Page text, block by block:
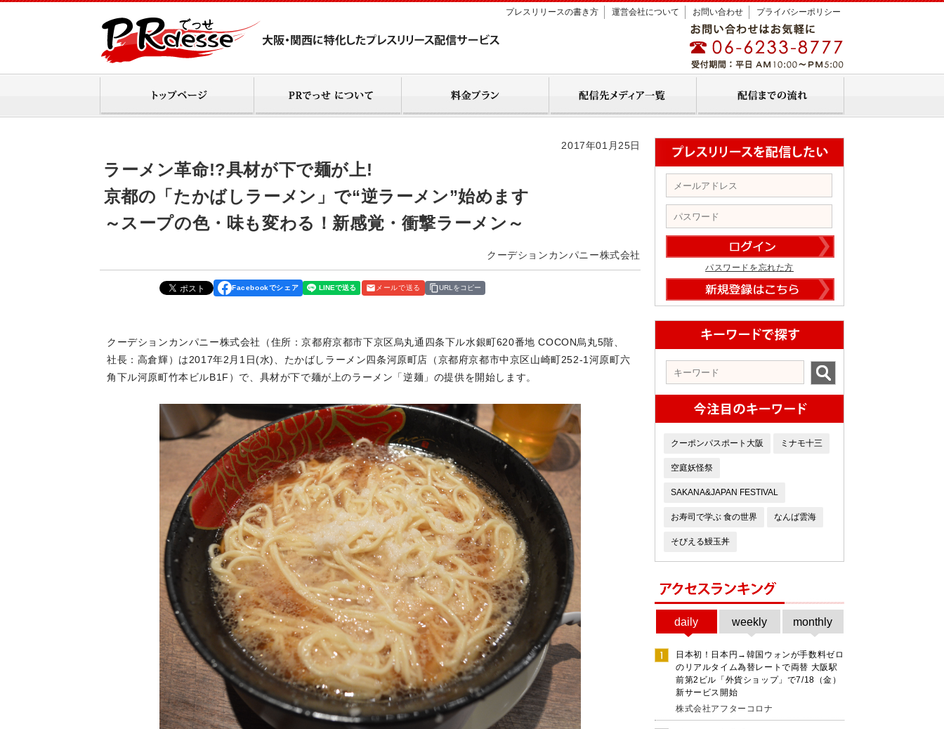
プレスリリースの書き方 運営会社について お問い合わせ プライバシーポリシー
2017年01月25日
ラーメン革命!?具材が下で麺が上!
京都の「たかばしラーメン」で“逆ラーメン”始めます
～スープの色・味も変わる！新感覚・衝撃ラーメン～
クーデションカンパニー株式会社
Facebookでシェア メールで送る URLをコピー
クーデションカンパニー株式会社（住所：京都府京都市下京区烏丸通四条下ル水銀町620番地 COCON烏丸5階、
社長：高倉輝）は2017年2月1日(水)、たかばしラーメン四条河原町店（京都府京都市中京区山崎町252-1河原町六
角下ル河原町竹本ビルB1F）で、具材が下で麺が上のラーメン「逆麺」の提供を開始します。
パスワードを忘れた方
クーポンパスポート大阪 ミナモ十三
空庭妖怪祭
SAKANA&JAPAN FESTIVAL
お寿司で学ぶ 食の世界 なんば雲海
そびえる鰻玉丼
daily weekly monthly
日本初！日本円→韓国ウォンが手数料ゼロ
のリアルタイム為替レートで両替 大阪駅
前第2ビル「外貨ショップ」で7/18（金）
新サービス開始
株式会社アフターコロナ